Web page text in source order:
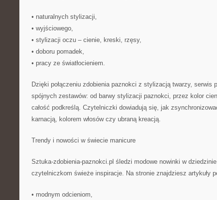
• naturalnych stylizacji,
• wyjściowego,
• stylizacji oczu – cienie, kreski, rzęsy,
• doboru pomadek,
• pracy ze światłocieniem.
Dzięki połączeniu zdobienia paznokci z stylizacją twarzy, serwis
spójnych zestawów: od barwy stylizacji paznokci, przez kolor
całość podkreślą. Czytelniczki dowiadują się, jak
karnacją, kolorem włosów czy ubraną kreacją.
Trendy i nowości w świecie manicure
Sztuka-zdobienia-paznokci.pl śledzi modowe nowinki w
czytelniczkom świeże inspiracje. Na stronie znajdziesz artykuły
• modnym odcieniom,